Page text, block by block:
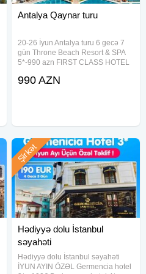
Antalya Qaynar turu
20-26 İyun Antalya turu 6 gecə 7
gün Throne Beach Resort & SPA
5*-990 azn FIRST CLASS HOTEL
Resort 5*-1250 azn Concordia
990 AZN
Hədiyyə dolu İstanbul
səyahəti
Hədiyyə dolu İstanbul səyahəti
İYUN AYIN ÖZƏL Germencia hotel
Şirkət